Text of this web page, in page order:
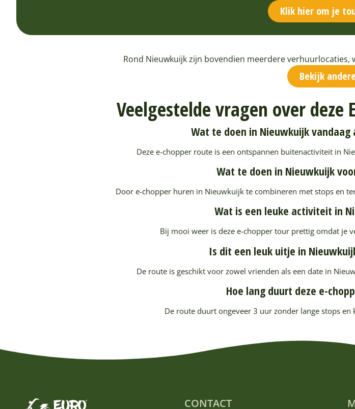
Klik hier om je
Rond Nieuwkuijk zijn bovendien meerdere
Bekijk
Veelgestelde vragen over
Wat te doen in Nieuwkuijk
Deze e-chopper route is een ontspannen buitenactiviteit in
Wat te doen in Nieuwkuijk
Door e-chopper huren in Nieuwkuijk te combineren met stops en
Wat is een leuke activiteit in
Bij mooi weer is deze e-chopper tour prettig omdat je
Is dit een leuk uitje in
De route is geschikt voor zowel vrienden als een date in
Hoe lang duurt deze e-
De route duurt ongeveer 3 uur zonder lange stops
CONTACT